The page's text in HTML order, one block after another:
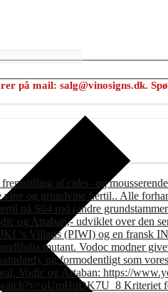
på mail: salg@vinosigns.dk.
af cider- og
vine og grundvine hertil.. Alle
på S04 rod (andre
og Artaban,- udviklet over den
‘s Villaris (PIWI) og en fransk
mutant. Vodoc modner
og formodentligt som
Vodic og Artaban: https://
Kriteriet